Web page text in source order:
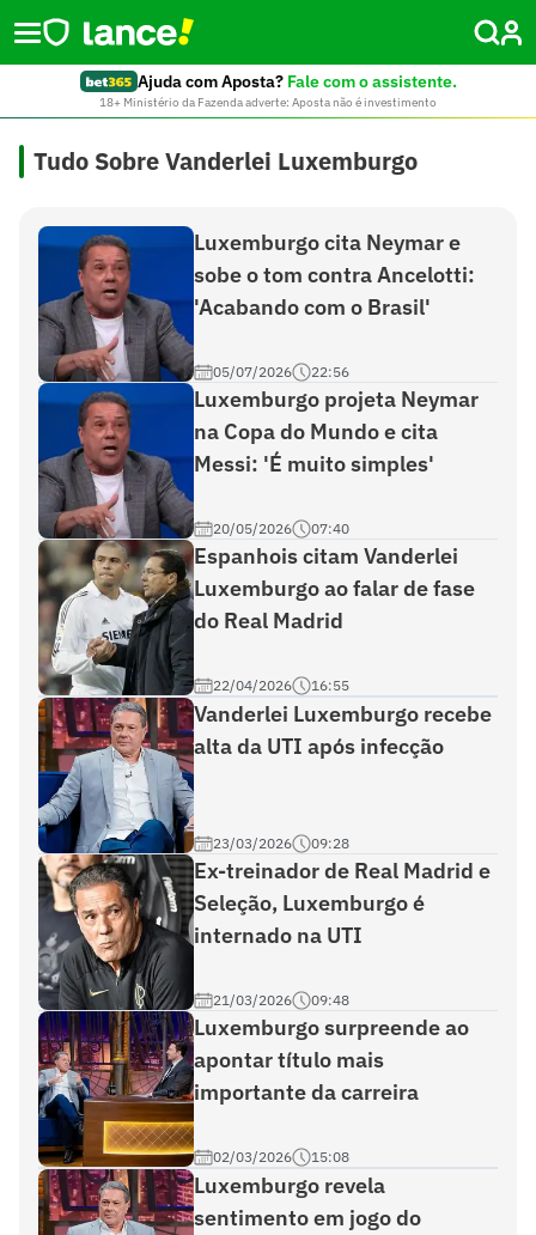
Ajuda com Aposta? Fale com o assistente.
18+ Ministério da Fazenda adverte: Aposta não é investimento
Tudo Sobre Vanderlei Luxemburgo
Luxemburgo cita Neymar e
sobe o tom contra Ancelotti:
'Acabando com o Brasil'
05/07/2026 22:56
Luxemburgo projeta Neymar
na Copa do Mundo e cita
Messi: 'É muito simples'
20/05/2026 07:40
Espanhois citam Vanderlei
Luxemburgo ao falar de fase
do Real Madrid
22/04/2026 16:55
Vanderlei Luxemburgo recebe
alta da UTI após infecção
23/03/2026 09:28
Ex-treinador de Real Madrid e
Seleção, Luxemburgo é
internado na UTI
21/03/2026 09:48
Luxemburgo surpreende ao
apontar título mais
importante da carreira
02/03/2026 15:08
Luxemburgo revela
sentimento em jogo do